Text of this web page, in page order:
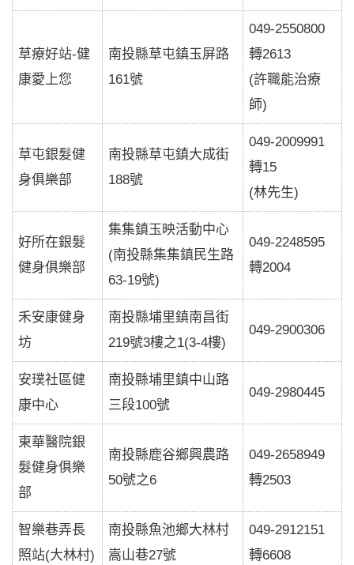
草療好站-健
康愛上您
南投縣草屯鎮玉屏路
161號
049-2550800
轉2613
(許職能治療
師)
草屯銀髮健
身俱樂部
南投縣草屯鎮大成街
188號
049-2009991
轉15
(林先生)
好所在銀髮
健身俱樂部
集集鎮玉映活動中心
(南投縣集集鎮民生路
63-19號)
049-2248595
轉2004
禾安康健身
坊
南投縣埔里鎮南昌街
219號3樓之1(3-4樓)
049-2900306
安璞社區健
康中心
南投縣埔里鎮中山路
三段100號
049-2980445
東華醫院銀
髮健身俱樂
部
南投縣鹿谷鄉興農路
50號之6
049-2658949
轉2503
智樂巷弄長
照站(大林村)
南投縣魚池鄉大林村
嵩山巷27號
049-2912151
轉6608